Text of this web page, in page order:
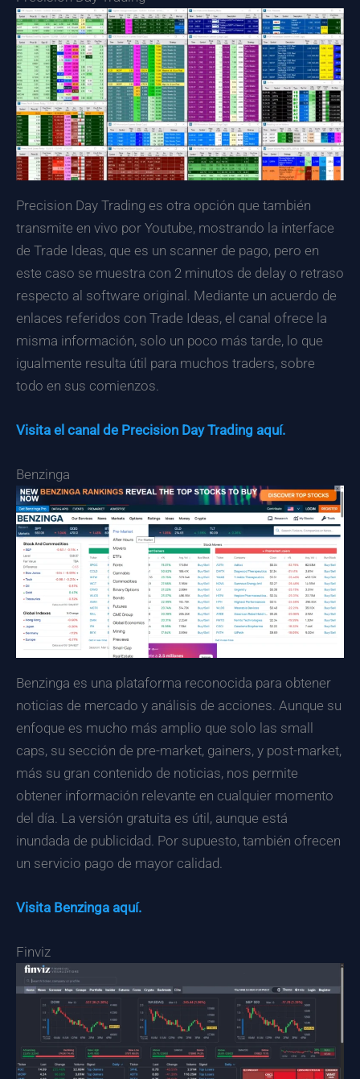
Precision Day Trading es otra opción que también
transmite en vivo por Youtube, mostrando la interface
de Trade Ideas, que es un scanner de pago, pero en
este caso se muestra con 2 minutos de delay o retraso
respecto al software original. Mediante un acuerdo de
enlaces referidos con Trade Ideas, el canal ofrece la
misma información, solo un poco más tarde, lo que
igualmente resulta útil para muchos traders, sobre
todo en sus comienzos.
Visita el canal de Precision Day Trading aquí.
Benzinga
Benzinga es una plataforma reconocida para obtener
noticias de mercado y análisis de acciones. Aunque su
enfoque es mucho más amplio que solo las small
caps, su sección de pre-market, gainers, y post-market,
más su gran contenido de noticias, nos permite
obtener información relevante en cualquier momento
del día. La versión gratuita es útil, aunque está
inundada de publicidad. Por supuesto, también ofrecen
un servicio pago de mayor calidad.
Visita Benzinga aquí.
Finviz